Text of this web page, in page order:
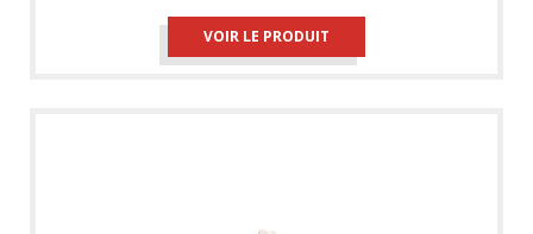
VOIR LE PRODUIT